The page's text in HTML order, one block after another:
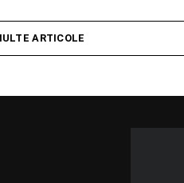
ARTICOLE